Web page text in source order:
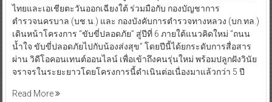
ไทยและเอเชียตะวันออกเฉียงใต้ ร่วมมือกับ กองบัญชาการ
ตำรวจนครบาล (บช.น.) และ กองบังคับการตำรวจทางหลวง (บก.ทล.)
เดินหน้าโครงการ “ขับขี่ปลอดภัย” สู่ปีที่ 6 ภายใต้แนวคิดใหม่ “ถนน
น้ำใจ ขับขี่ปลอดภัยไปกับน้องส่งสุข” โดยปีนี้ได้ยกระดับการสื่อสาร
ผ่าน วิดีโอคอนเทนต์ออนไลน์ เพื่อเข้าถึงคนรุ่นใหม่ พร้อมปลูกฝังวินัย
จราจรในระยะยาวโดยโครงการนี้ดำเนินต่อเนื่องมาแล้วกว่า 5 ปี
Read More